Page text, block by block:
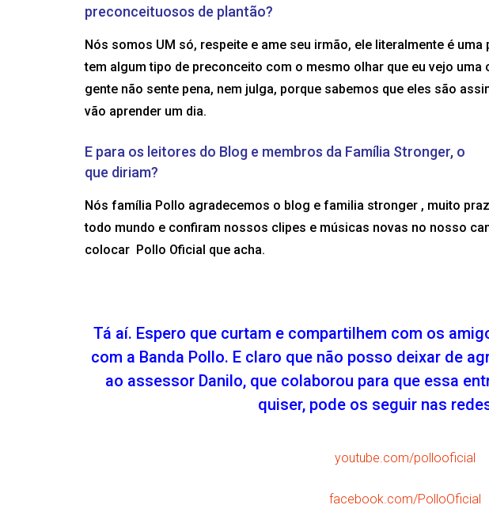
preconceituosos de plantão?
Nós somos UM só, respeite e ame seu irmão, ele literalmente é uma
tem algum tipo de preconceito com o mesmo olhar que eu vejo uma
gente não sente pena, nem julga, porque sabemos que eles são
vão aprender um dia.
E para os leitores do Blog e membros da Família Stronger, o
que diriam?
Nós família Pollo agradecemos o blog e familia stronger , muito
todo mundo e confiram nossos clipes e músicas novas no nosso
colocar Pollo Oficial que acha.
Tá aí. Espero que curtam e compartilhem com os
com a Banda Pollo. E claro que não posso deixar de
ao assessor Danilo, que colaborou para que essa
quiser, pode os seguir nas
youtube.com/pollooficial
facebook.com/PolloOficial